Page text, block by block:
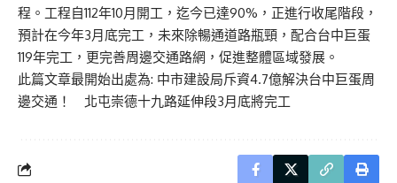
程。工程自112年10月開工，迄今已達90%，正進行收尾階段，
預計在今年3月底完工，未來除暢通道路瓶頸，配合台中巨蛋
119年完工，更完善周邊交通路網，促進整體區域發展。
此篇文章最開始出處為: 中市建設局斥資4.7億解決台中巨蛋周
邊交通！ 北屯崇德十九路延伸段3月底將完工